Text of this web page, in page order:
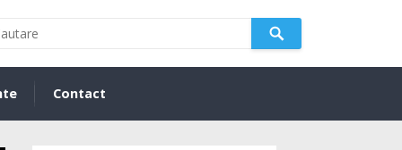
Contact